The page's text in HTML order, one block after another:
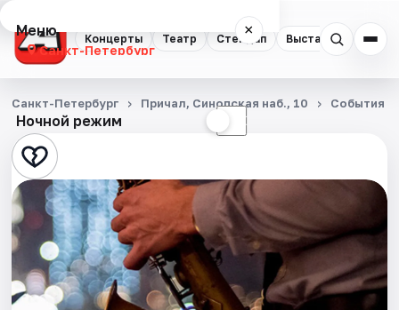
Концерты Театр Стендап Выставки
Меню ×
Санкт-Петербург
Концерты
Театр
Стендап
Выставки
Квесты
Экскурсии
Ночной режим ☾
Санкт-Петербург Причал, Синопская наб., 10 События